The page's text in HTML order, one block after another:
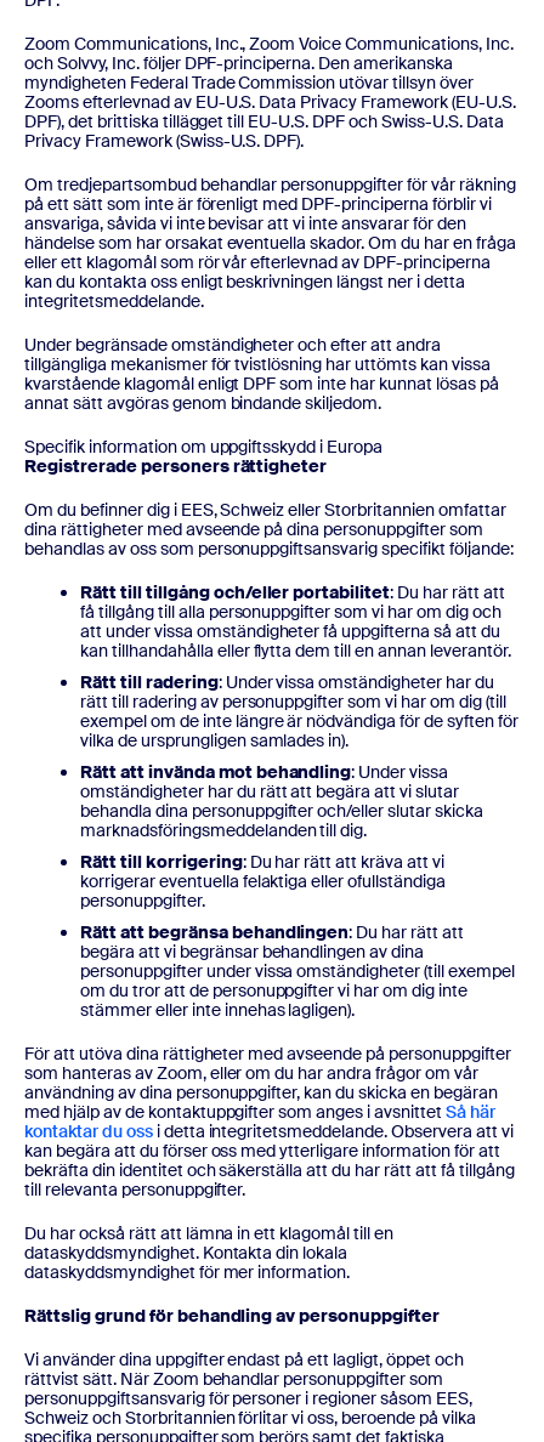
Zoom Communications, Inc., Zoom Voice Communications, Inc.
och Solvvy, Inc. följer DPF-principerna. Den amerikanska
myndigheten Federal Trade Commission utövar tillsyn över
Zooms efterlevnad av EU-U.S. Data Privacy Framework (EU-U.S.
DPF), det brittiska tillägget till EU-U.S. DPF och Swiss-U.S. Data
Privacy Framework (Swiss-U.S. DPF).
Om tredjepartsombud behandlar personuppgifter för vår räkning
på ett sätt som inte är förenligt med DPF-principerna förblir vi
ansvariga, såvida vi inte bevisar att vi inte ansvarar för den
händelse som har orsakat eventuella skador. Om du har en fråga
eller ett klagomål som rör vår efterlevnad av DPF-principerna
kan du kontakta oss enligt beskrivningen längst ner i detta
integritetsmeddelande.
Under begränsade omständigheter och efter att andra
tillgängliga mekanismer för tvistlösning har uttömts kan vissa
kvarstående klagomål enligt DPF som inte har kunnat lösas på
annat sätt avgöras genom bindande skiljedom.
Specifik information om uppgiftsskydd i Europa
Registrerade personers rättigheter
Om du befinner dig i EES, Schweiz eller Storbritannien omfattar
dina rättigheter med avseende på dina personuppgifter som
behandlas av oss som personuppgiftsansvarig specifikt följande:
Rätt till tillgång och/eller portabilitet: Du har rätt att
få tillgång till alla personuppgifter som vi har om dig och
att under vissa omständigheter få uppgifterna så att du
kan tillhandahålla eller flytta dem till en annan leverantör.
Rätt till radering: Under vissa omständigheter har du
rätt till radering av personuppgifter som vi har om dig (till
exempel om de inte längre är nödvändiga för de syften för
vilka de ursprungligen samlades in).
Rätt att invända mot behandling: Under vissa
omständigheter har du rätt att begära att vi slutar
behandla dina personuppgifter och/eller slutar skicka
marknadsföringsmeddelanden till dig.
Rätt till korrigering: Du har rätt att kräva att vi
korrigerar eventuella felaktiga eller ofullständiga
personuppgifter.
Rätt att begränsa behandlingen: Du har rätt att
begära att vi begränsar behandlingen av dina
personuppgifter under vissa omständigheter (till exempel
om du tror att de personuppgifter vi har om dig inte
stämmer eller inte innehas lagligen).
För att utöva dina rättigheter med avseende på personuppgifter
som hanteras av Zoom, eller om du har andra frågor om vår
användning av dina personuppgifter, kan du skicka en begäran
med hjälp av de kontaktuppgifter som anges i avsnittet Så här
kontaktar du ossi detta integritetsmeddelande. Observera att vi
kan begära att du förser oss med ytterligare information för att
bekräfta din identitet och säkerställa att du har rätt att få tillgång
till relevanta personuppgifter.
Du har också rätt att lämna in ett klagomål till en
dataskyddsmyndighet. Kontakta din lokala
dataskyddsmyndighet för mer information.
Rättslig grund för behandling av personuppgifter
Vi använder dina uppgifter endast på ett lagligt, öppet och
rättvist sätt. När Zoom behandlar personuppgifter som
personuppgiftsansvarig för personer i regioner såsom EES,
Schweiz och Storbritannien förlitar vi oss, beroende på vilka
specifika personuppgifter som berörs samt det faktiska